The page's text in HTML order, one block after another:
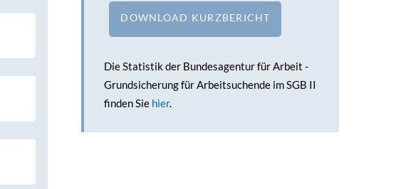
DOWNLOAD KURZBERICHT
Die Statistik der Bundesagentur für Arbeit -
Grundsicherung für Arbeitsuchende im SGB II
finden Sie hier.